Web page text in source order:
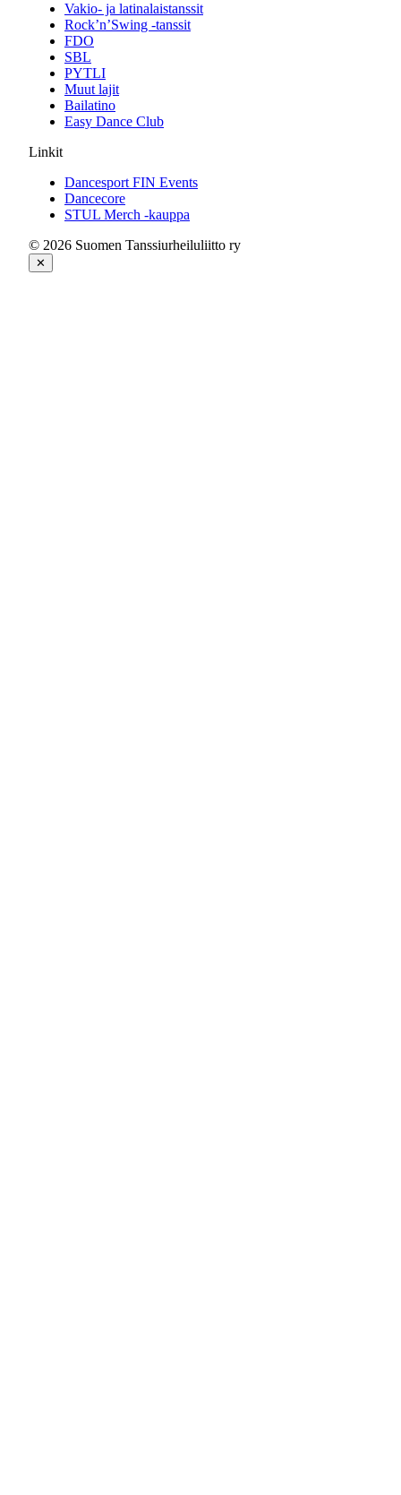
Vakio- ja latinalaistanssit
Rock’n’Swing -tanssit
FDO
SBL
PYTLI
Muut lajit
Bailatino
Easy Dance Club
Linkit
Dancesport FIN Events
Dancecore
STUL Merch -kauppa
© 2026 Suomen Tanssiurheiluliitto ry
✕